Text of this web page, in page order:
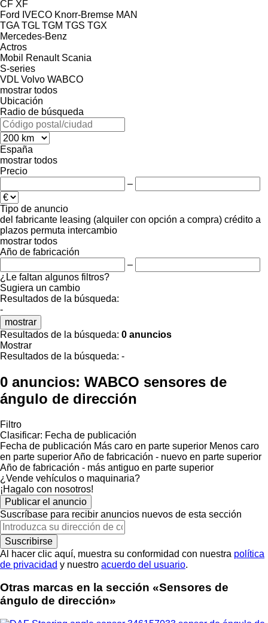
CF XF
Ford IVECO Knorr-Bremse MAN
TGA TGL TGM TGS TGX
Mercedes-Benz
Actros
Mobil
Renault Scania
S-series
VDL Volvo WABCO
mostrar todos
Ubicación
Radio de búsqueda
España
mostrar todos
Precio
–
Tipo de anuncio
del fabricante leasing (alquiler con opción a compra) crédito a
plazos permuta intercambio
mostrar todos
Año de fabricación
–
¿Le faltan algunos filtros?
Sugiera un cambio
Resultados de la búsqueda:
-
mostrar
Resultados de la búsqueda: 0 anuncios
Mostrar
Resultados de la búsqueda: -
0 anuncios: WABCO sensores de
ángulo de dirección
Filtro
Clasificar: Fecha de publicación
Fecha de publicación Más caro en parte superior Menos caro
en parte superiorAño de fabricación - nuevo en parte superior
Año de fabricación - más antiguo en parte superior
¿Vende vehículos o maquinaria?
¡Hagalo con nosotros!
Publicar el anuncio
Suscríbase para recibir anuncios nuevos de esta sección
Suscribirse
Al hacer clic aquí, muestra su conformidad con nuestra política
de privacidad y nuestro acuerdo del usuario.
Otras marcas en la sección «Sensores de
ángulo de dirección»